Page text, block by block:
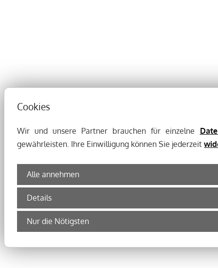
Cookies
Wir und unsere Partner brauchen für einzelne
gewährleisten. Ihre Einwilligung können Sie jederzeit
Alle annehmen
Details
Nur die Nötigsten